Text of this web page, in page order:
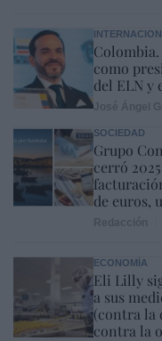
como
del ELN y
SOCIEDAD
Grupo
cerró
de euros,
ECONOMÍA
Eli Lilly
a sus
(contra la
contra la